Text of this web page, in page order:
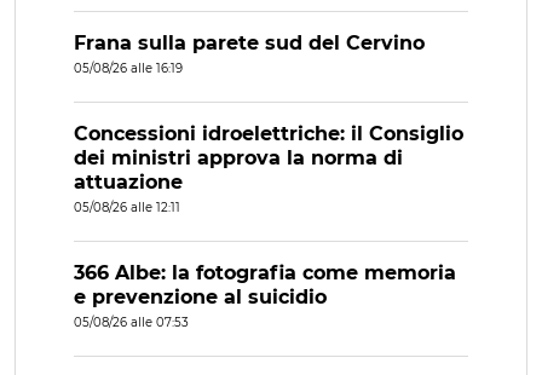
Frana sulla parete sud del Cervino
05/08/26 alle 16:19
Concessioni idroelettriche: il Consiglio
dei ministri approva la norma di
attuazione
05/08/26 alle 12:11
366 Albe: la fotografia come memoria
e prevenzione al suicidio
05/08/26 alle 07:53